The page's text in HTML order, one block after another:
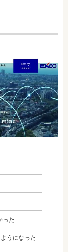
った
うになった